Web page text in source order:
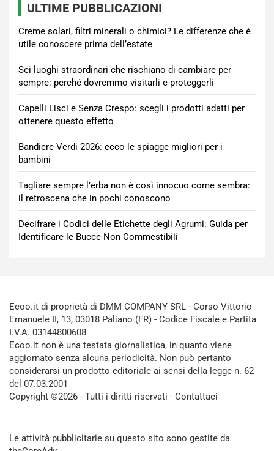
ULTIME PUBBLICAZIONI
Creme solari, filtri minerali o chimici? Le differenze che è
utile conoscere prima dell’estate
Sei luoghi straordinari che rischiano di cambiare per
sempre: perché dovremmo visitarli e proteggerli
Capelli Lisci e Senza Crespo: scegli i prodotti adatti per
ottenere questo effetto
Bandiere Verdi 2026: ecco le spiagge migliori per i
bambini
Tagliare sempre l’erba non è così innocuo come sembra:
il retroscena che in pochi conoscono
Decifrare i Codici delle Etichette degli Agrumi: Guida per
Identificare le Bucce Non Commestibili
Ecoo.it di proprietà di DMM COMPANY SRL - Corso Vittorio
Emanuele II, 13, 03018 Paliano (FR) - Codice Fiscale e Partita
I.V.A. 03144800608
Ecoo.it non è una testata giornalistica, in quanto viene
aggiornato senza alcuna periodicità. Non può pertanto
considerarsi un prodotto editoriale ai sensi della legge n. 62
del 07.03.2001
Copyright ©2026 - Tutti i diritti riservati - Contattaci
Le attività pubblicitarie su questo sito sono gestite da